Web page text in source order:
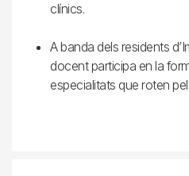
clínics.
A banda dels residents
docent participa en la
especialitats que roten